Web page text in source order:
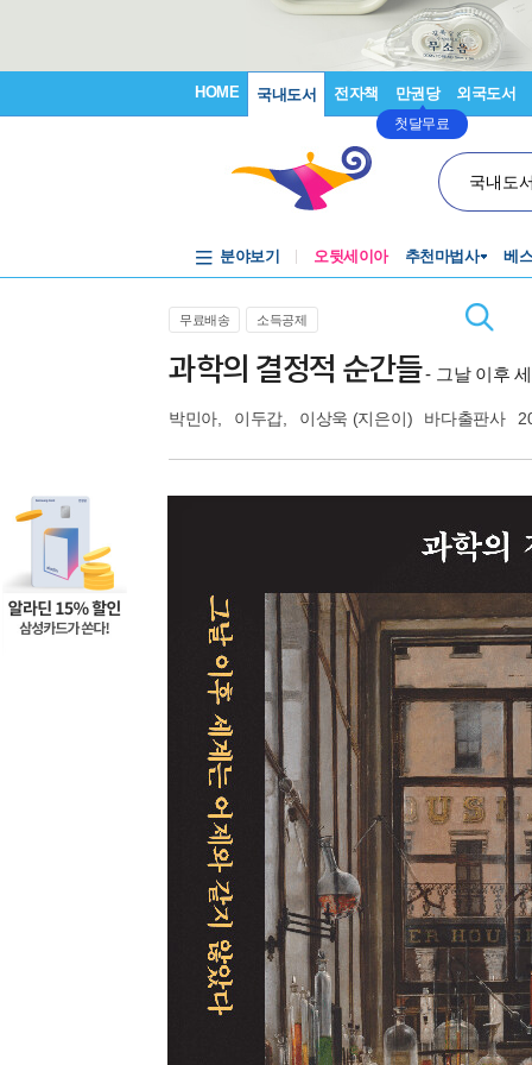
HOME 국내도서 전자책 만권당
첫달무료
외국도서
국내도
분야보기 오뒷세이아 추천마법사 베
무료배송 소득공제
과학의 결정적 순간들- 그날 이후
박민아 이두갑 이상욱 (지은이) 바다출판사